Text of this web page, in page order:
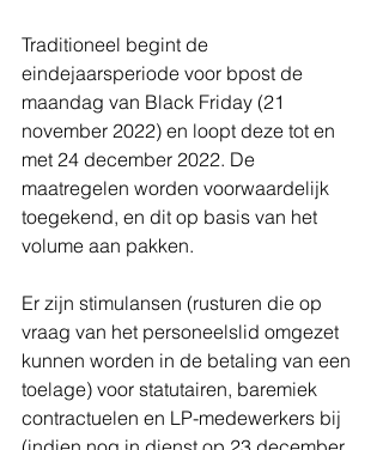
Traditioneel begint de
eindejaarsperiode voor bpost de
maandag van Black Friday (21
november 2022) en loopt deze tot en
met 24 december 2022. De
maatregelen worden voorwaardelijk
toegekend, en dit op basis van het
volume aan pakken.
Er zijn stimulansen (rusturen die op
vraag van het personeelslid omgezet
kunnen worden in de betaling van een
toelage) voor statutairen, baremiek
contractuelen en LP-medewerkers bij